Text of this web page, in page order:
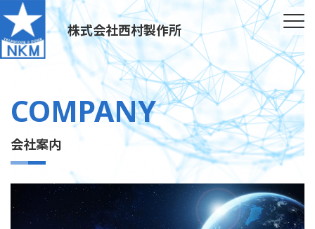
株式会社西村製作所
COMPANY
会社案内